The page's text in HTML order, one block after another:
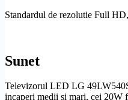
Standardul de rezolutie Full HD
Sunet
Televizorul LED LG
incaperi medii si mari, cei 20W